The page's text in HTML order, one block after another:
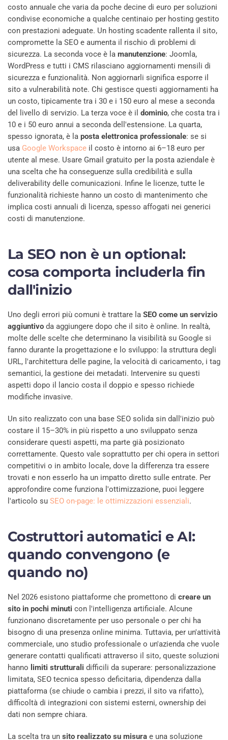
costo annuale che varia da poche decine di euro per soluzioni
condivise economiche a qualche centinaio per hosting gestito
con prestazioni adeguate. Un hosting scadente rallenta il sito,
compromette la SEO e aumenta il rischio di problemi di
sicurezza. La seconda voce è la manutenzione: Joomla,
WordPress e tutti i CMS rilasciano aggiornamenti mensili di
sicurezza e funzionalità. Non aggiornarli significa esporre il
sito a vulnerabilità note. Chi gestisce questi aggiornamenti ha
un costo, tipicamente tra i 30 e i 150 euro al mese a seconda
del livello di servizio. La terza voce è il dominio, che costa tra i
10 e i 50 euro annui a seconda dell'estensione. La quarta,
spesso ignorata, è la posta elettronica professionale: se si
usa Google Workspace il costo è intorno ai 6–18 euro per
utente al mese. Usare Gmail gratuito per la posta aziendale è
una scelta che ha conseguenze sulla credibilità e sulla
deliverability delle comunicazioni. Infine le licenze, tutte le
funzionalità richieste hanno un costo di mantenimento che
implica costi annuali di licenza, spesso affogati nei generici
costi di manutenzione.
La SEO non è un optional:
cosa comporta includerla fin
dall'inizio
Uno degli errori più comuni è trattare la SEO come un servizio
aggiuntivo da aggiungere dopo che il sito è online. In realtà,
molte delle scelte che determinano la visibilità su Google si
fanno durante la progettazione e lo sviluppo: la struttura degli
URL, l'architettura delle pagine, la velocità di caricamento, i tag
semantici, la gestione dei metadati. Intervenire su questi
aspetti dopo il lancio costa il doppio e spesso richiede
modifiche invasive.
Un sito realizzato con una base SEO solida sin dall'inizio può
costare il 15–30% in più rispetto a uno sviluppato senza
considerare questi aspetti, ma parte già posizionato
correttamente. Questo vale soprattutto per chi opera in settori
competitivi o in ambito locale, dove la differenza tra essere
trovati e non esserlo ha un impatto diretto sulle entrate. Per
approfondire come funziona l'ottimizzazione, puoi leggere
l'articolo su SEO on-page: le ottimizzazioni essenziali.
Costruttori automatici e AI:
quando convengono (e
quando no)
Nel 2026 esistono piattaforme che promettono di creare un
sito in pochi minuti con l'intelligenza artificiale. Alcune
funzionano discretamente per uso personale o per chi ha
bisogno di una presenza online minima. Tuttavia, per un'attività
commerciale, uno studio professionale o un'azienda che vuole
generare contatti qualificati attraverso il sito, queste soluzioni
hanno limiti strutturali difficili da superare: personalizzazione
limitata, SEO tecnica spesso deficitaria, dipendenza dalla
piattaforma (se chiude o cambia i prezzi, il sito va rifatto),
difficoltà di integrazioni con sistemi esterni, ownership dei
dati non sempre chiara.
La scelta tra un sito realizzato su misura e una soluzione